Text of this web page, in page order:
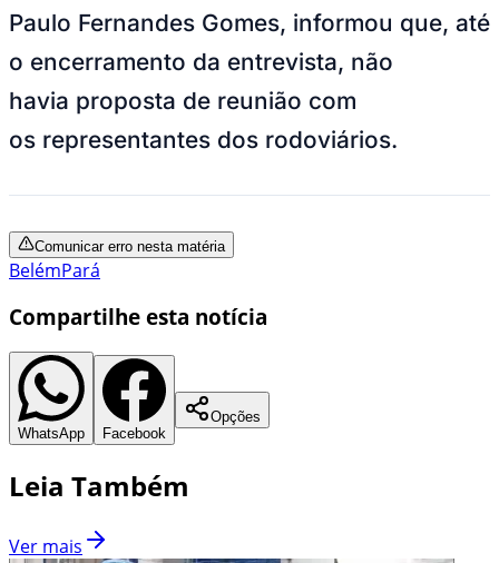
Paulo Fernandes Gomes, informou que, até
o encerramento da entrevista, não
havia proposta de reunião com
os representantes dos rodoviários.
Comunicar erro nesta matéria
BelémPará
Compartilhe esta notícia
WhatsApp Facebook
Opções
Leia Também
Ver mais